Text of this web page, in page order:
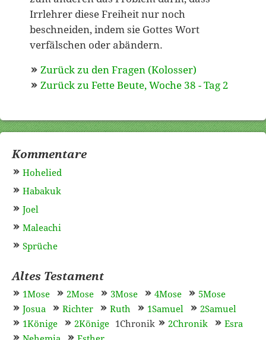
Irrlehrer diese Freiheit nur noch
beschneiden, indem sie Gottes Wort
verfälschen oder abändern.
Zurück zu den Fragen (Kolosser)
Zurück zu Fette Beute, Woche 38 - Tag 2
Kommentare
Hohelied
Habakuk
Joel
Maleachi
Sprüche
Altes Testament
1Mose 2Mose 3Mose 4Mose
5Mose
Josua
Richter Ruth 1Samuel
2Samuel
1Könige
2Könige 1Chronik 2Chronik
Esra